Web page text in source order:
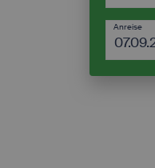
Anreise